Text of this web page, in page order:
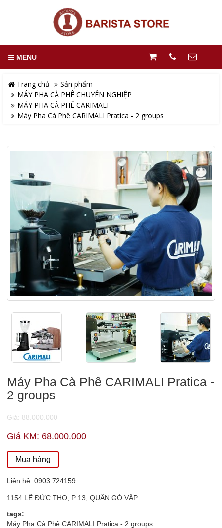
MENU
Trang chủ
Sản phẩm
MÁY PHA CÀ PHÊ CHUYÊN NGHIỆP
MÁY PHA CÀ PHÊ CARIMALI
Máy Pha Cà Phê CARIMALI Pratica - 2 groups
Máy Pha Cà Phê CARIMALI Pratica -
2 groups
Giá: 88.000.000
Giá KM: 68.000.000
Mua hàng
Liên hệ: 0903.724159
1154 LÊ ĐỨC THỌ, P 13, QUẬN GÒ VẤP
tags:
Máy Pha Cà Phê CARIMALI Pratica - 2 groups